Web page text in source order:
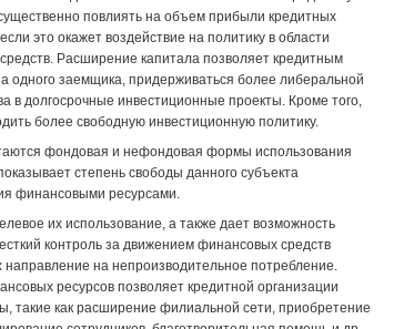
повлиять на объем прибыли кредитных
это окажет воздействие на политику в области
Расширение капитала позволяет кредитным
одного заемщика, придерживаться более либеральной
в долгосрочные инвестиционные проекты. Кроме того,
более свободную инвестиционную политику.
фондовая и нефондовая формы использования
степень свободы данного субъекта
финансовыми ресурсами.
их использование, а также дает возможность
контроль за движением финансовых средств
направление на непроизводительное потребление.
ресурсов позволяет кредитной организации
такие как расширение филиальной сети, приобретение